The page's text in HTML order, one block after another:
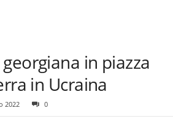
in piazza
in Ucraina
2022 0